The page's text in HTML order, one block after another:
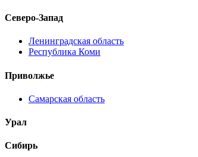
Северо-Запад
Ленинградская область
Республика Коми
Приволжье
Самарская область
Урал
Сибирь